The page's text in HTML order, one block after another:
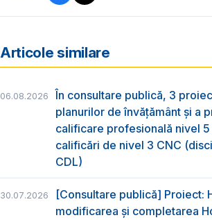
Articole similare
06.08.2026
În consultare publică, 3
planurilor de învățământ și a
calificare profesională nivel
calificări de nivel 3 CNC
CDL)
30.07.2026
[Consultare publică] Proiect:
modificarea și completarea